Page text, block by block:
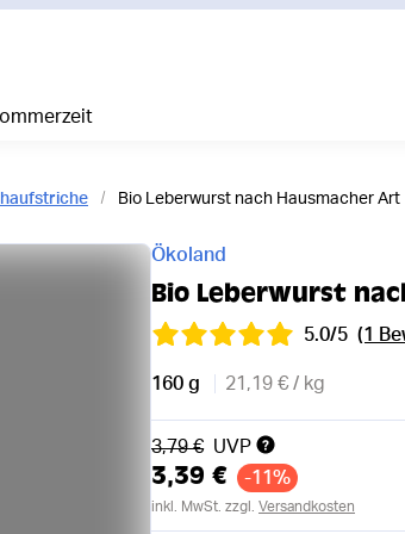
Sommerzeit
Bio Leberwurst nach Hausmacher Art
Ökoland
Bio Leberwurst
5.0/5 (1
160 g 21,19 € / kg
Alter Preis
3,79 € UVP
3,39 € -11%
inkl. MwSt. zzgl. Versandkosten